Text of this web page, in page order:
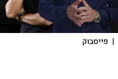
| פייסבוק